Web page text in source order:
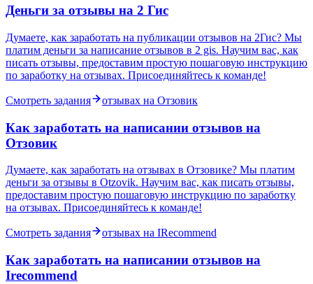
Деньги за отзывы на 2 Гис
Думаете, как заработать на публикации отзывов на 2Гис? Мы
платим деньги за написание отзывов в 2 gis. Научим вас, как
писать отзывы, предоставим простую пошаговую инструкцию
по заработку на отзывах. Присоединяйтесь к команде!
Смотреть задания отзывах на Отзовик
Как заработать на написании отзывов на
Отзовик
Думаете, как заработать на отзывах в Отзовике? Мы платим
деньги за отзывы в Otzovik. Научим вас, как писать отзывы,
предоставим простую пошаговую инструкцию по заработку
на отзывах. Присоединяйтесь к команде!
Смотреть задания отзывах на IRecommend
Как заработать на написании отзывов на
Irecommend